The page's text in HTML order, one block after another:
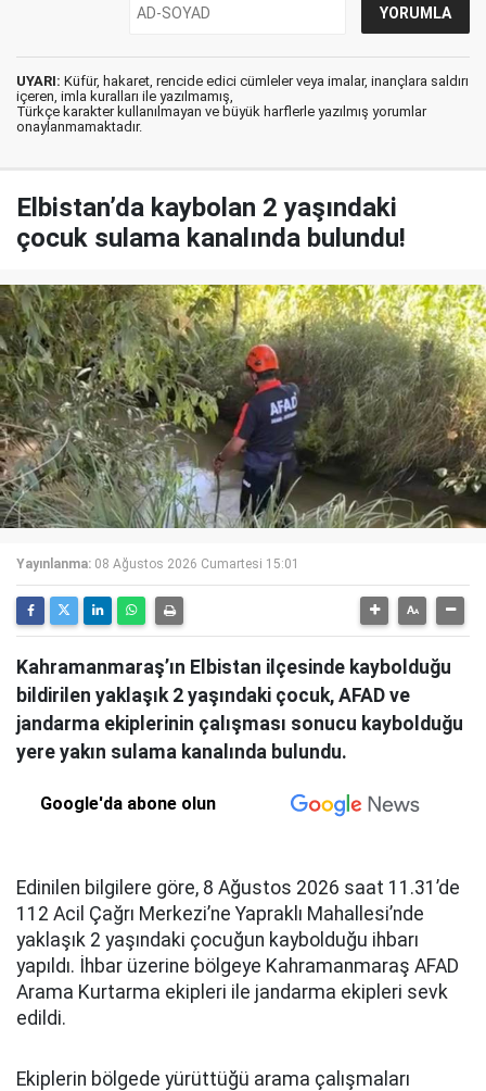
UYARI: Küfür, hakaret, rencide edici cümleler veya imalar, inançlara saldırı
içeren, imla kuralları ile yazılmamış,
Türkçe karakter kullanılmayan ve büyük harflerle yazılmış yorumlar
onaylanmamaktadır.
Elbistan’da kaybolan 2 yaşındaki
çocuk sulama kanalında bulundu!
Yayınlanma: 08 Ağustos 2026 Cumartesi 15:01
Kahramanmaraş’ın Elbistan ilçesinde kaybolduğu
bildirilen yaklaşık 2 yaşındaki çocuk, AFAD ve
jandarma ekiplerinin çalışması sonucu kaybolduğu
yere yakın sulama kanalında bulundu.
Google'da abone olun
Edinilen bilgilere göre, 8 Ağustos 2026 saat 11.31’de
112 Acil Çağrı Merkezi’ne Yapraklı Mahallesi’nde
yaklaşık 2 yaşındaki çocuğun kaybolduğu ihbarı
yapıldı. İhbar üzerine bölgeye Kahramanmaraş AFAD
Arama Kurtarma ekipleri ile jandarma ekipleri sevk
edildi.
Ekiplerin bölgede yürüttüğü arama çalışmaları